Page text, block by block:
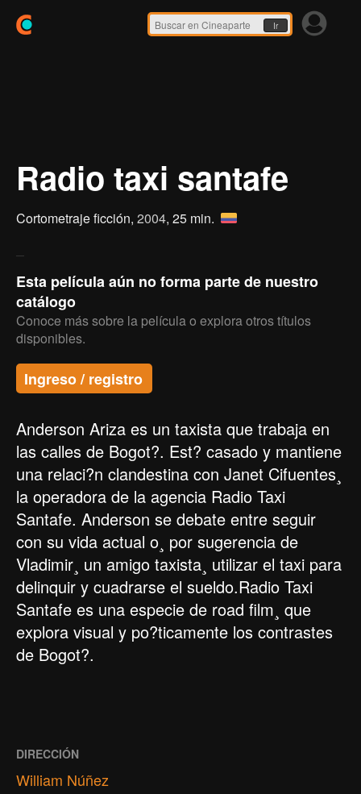
Ir
Radio taxi santafe
Cortometraje ficción, 2004, 25 min.
Esta película aún no forma parte de nuestro
catálogo
Conoce más sobre la película o explora otros títulos
disponibles.
Ingreso / registro
Anderson Ariza es un taxista que trabaja en
las calles de Bogot?. Est? casado y mantiene
una relaci?n clandestina con Janet Cifuentes¸
la operadora de la agencia Radio Taxi
Santafe. Anderson se debate entre seguir
con su vida actual o¸ por sugerencia de
Vladimir¸ un amigo taxista¸ utilizar el taxi para
delinquir y cuadrarse el sueldo.Radio Taxi
Santafe es una especie de road film¸ que
explora visual y po?ticamente los contrastes
de Bogot?.
DIRECCIÓN
William Núñez